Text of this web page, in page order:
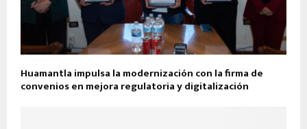
Huamantla impulsa la modernización con la firma de
convenios en mejora regulatoria y digitalización